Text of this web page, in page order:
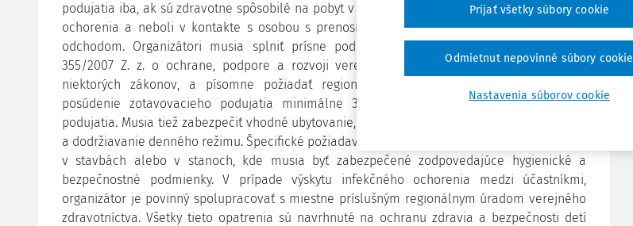
podujatia iba, ak sú zdravotne spôsobilé na pobyt v kolektíve, nevykazujú príznaky akútneho
ochorenia a neboli v kontakte s osobou s prenosným ochorením minimálne 14 dní pred
odchodom. Organizátori musia splniť prísne podmienky ustanovené v § 25 zákona č.
355/2007 Z. z. o ochrane, podpore a rozvoji verejného zdravia a o zmene a doplnení
niektorých zákonov, a písomne požiadať regionálny úrad verejného zdravotníctva o
posúdenie zotavovacieho podujatia minimálne 30 dní pred začiatkom konania tohto
podujatia. Musia tiež zabezpečiť vhodné ubytovanie, stravovanie, zdravotnícke zabezpečenie
a dodržiavanie denného režimu. Špecifické požiadavky sa vzťahujú aj na tábory organizované
v stavbách alebo v stanoch, kde musia byť zabezpečené zodpovedajúce hygienické a
bezpečnostné podmienky. V prípade výskytu infekčného ochorenia medzi účastníkmi,
organizátor je povinný spolupracovať s miestne príslušným regionálnym úradom verejného
zdravotníctva. Všetky tieto opatrenia sú navrhnuté na ochranu zdravia a bezpečnosti detí
Nastavenia súborov cookie
Odmietnut nepovinné súbory cookie
Prijať všetky súbory cookie